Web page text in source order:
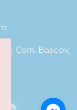
Com. Bascov,
Maestro